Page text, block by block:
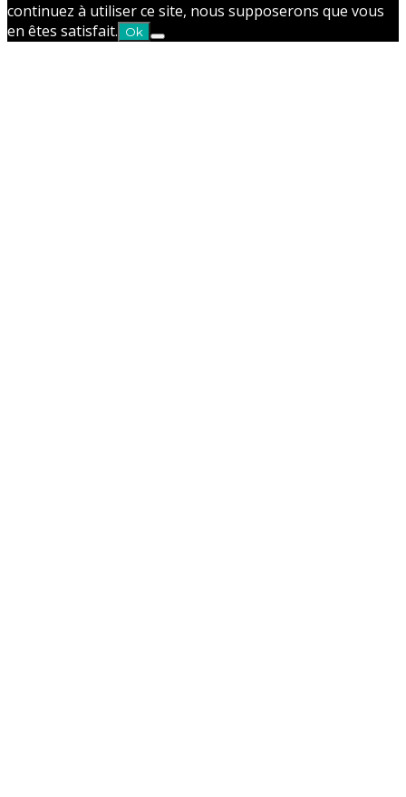
continuez à utiliser ce site, nous supposerons que vous
en êtes satisfait.
Ok